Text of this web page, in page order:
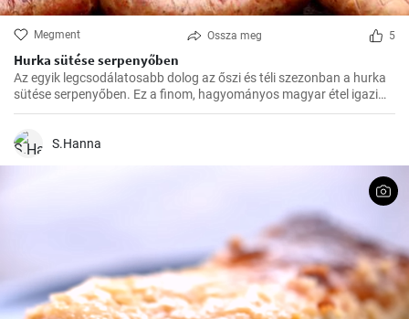
Megment Ossza meg 5
Hurka sütése serpenyőben
Az egyik legcsodálatosabb dolog az őszi és téli szezonban a hurka
sütése serpenyőben. Ez a finom, hagyományos magyar étel igazi
felmelegedést nyújt a hűvösebb hónapokban és nagyszerű
alkalmából.
S.Hanna